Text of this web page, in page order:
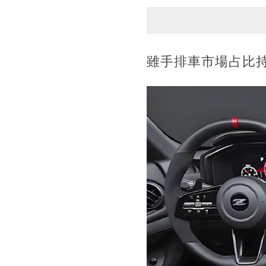
雖手排車市場占比